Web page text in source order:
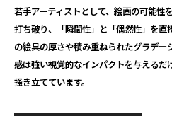
若手アーティストとして、絵画の可能性
打ち破り、「瞬間性」と「偶然性」を直
の絵具の厚さや積み重ねられたグラデー
感は強い視覚的なインパクトを与えるだ
掻き立てています。